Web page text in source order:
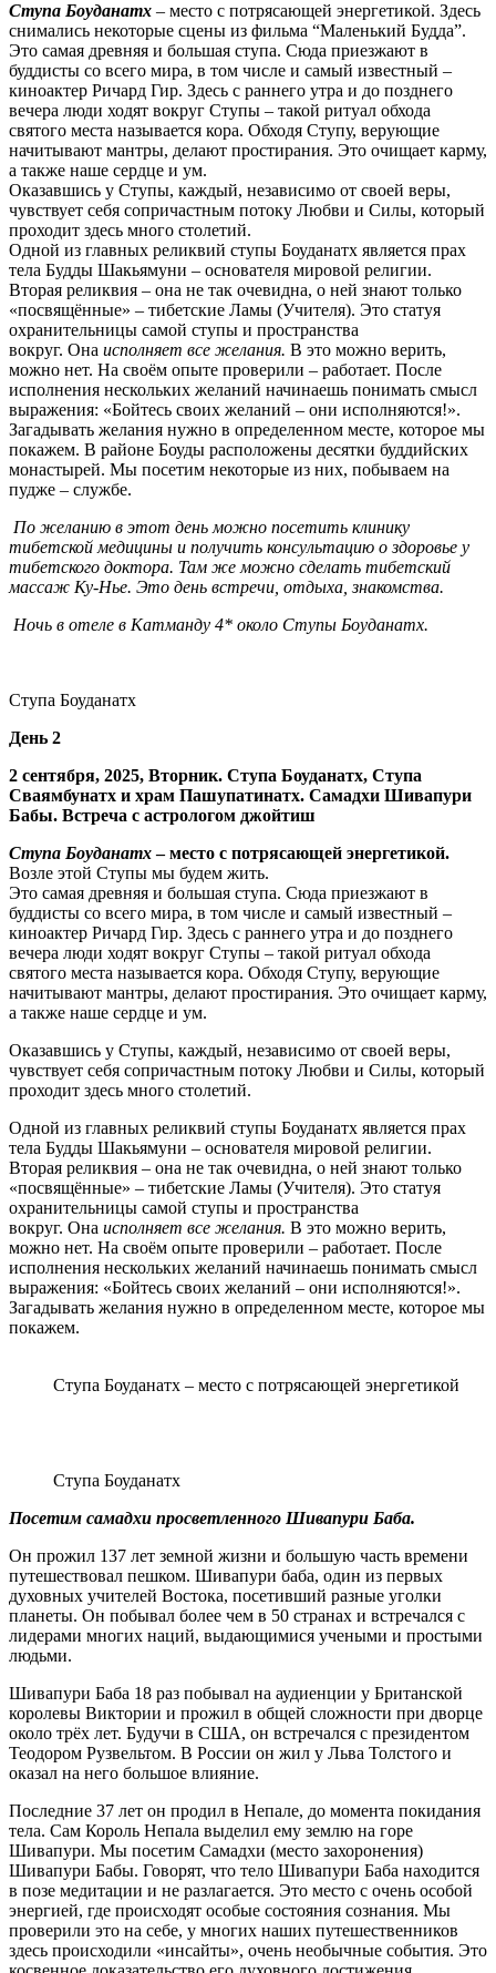
Ступа Боуданатх – место с потрясающей энергетикой. Здесь
снимались некоторые сцены из фильма “Маленький Будда”.
Это самая древняя и большая ступа. Сюда приезжают в
буддисты со всего мира, в том числе и самый известный –
киноактер Ричард Гир. Здесь с раннего утра и до позднего
вечера люди ходят вокруг Ступы – такой ритуал обхода
святого места называется кора. Обходя Ступу, верующие
начитывают мантры, делают простирания. Это очищает карму,
а также наше сердце и ум.
Оказавшись у Ступы, каждый, независимо от своей веры,
чувствует себя сопричастным потоку Любви и Силы, который
проходит здесь много столетий.
Одной из главных реликвий ступы Боуданатх является прах
тела Будды Шакьямуни – основателя мировой религии.
Вторая реликвия – она не так очевидна, о ней знают только
«посвящённые» – тибетские Ламы (Учителя). Это статуя
охранительницы самой ступы и пространства
вокруг. Она исполняет все желания. В это можно верить,
можно нет. На своём опыте проверили – работает. После
исполнения нескольких желаний начинаешь понимать смысл
выражения: «Бойтесь своих желаний – они исполняются!».
Загадывать желания нужно в определенном месте, которое мы
покажем. В районе Боуды расположены десятки буддийских
монастырей. Мы посетим некоторые из них, побываем на
пудже – службе.
По желанию в этот день можно посетить клинику
тибетской медицины и получить консультацию о здоровье у
тибетского доктора. Там же можно сделать тибетский
массаж Ку-Нье. Это день встречи, отдыха, знакомства.
Ночь в отеле в Катманду 4* около Ступы Боуданатх.
Ступа Боуданатх
День 2
2 сентября, 2025, Вторник. Ступа Боуданатх, Ступа
Сваямбунатх и храм Пашупатинатх. Самадхи Шивапури
Бабы. Встреча с астрологом джойтиш
Ступа Боуданатх – место с потрясающей энергетикой.
Возле этой Ступы мы будем жить.
Это самая древняя и большая ступа. Сюда приезжают в
буддисты со всего мира, в том числе и самый известный –
киноактер Ричард Гир. Здесь с раннего утра и до позднего
вечера люди ходят вокруг Ступы – такой ритуал обхода
святого места называется кора. Обходя Ступу, верующие
начитывают мантры, делают простирания. Это очищает карму,
а также наше сердце и ум.
Оказавшись у Ступы, каждый, независимо от своей веры,
чувствует себя сопричастным потоку Любви и Силы, который
проходит здесь много столетий.
Одной из главных реликвий ступы Боуданатх является прах
тела Будды Шакьямуни – основателя мировой религии.
Вторая реликвия – она не так очевидна, о ней знают только
«посвящённые» – тибетские Ламы (Учителя). Это статуя
охранительницы самой ступы и пространства
вокруг. Она исполняет все желания. В это можно верить,
можно нет. На своём опыте проверили – работает. После
исполнения нескольких желаний начинаешь понимать смысл
выражения: «Бойтесь своих желаний – они исполняются!».
Загадывать желания нужно в определенном месте, которое мы
покажем.
Ступа Боуданатх – место с потрясающей энергетикой
Ступа Боуданатх
Посетим самадхи просветленного Шивапури Баба.
Он прожил 137 лет земной жизни и большую часть времени
путешествовал пешком. Шивапури баба, один из первых
духовных учителей Востока, посетивший разные уголки
планеты. Он побывал более чем в 50 странах и встречался с
лидерами многих наций, выдающимися учеными и простыми
людьми.
Шивапури Баба 18 раз побывал на аудиенции у Британской
королевы Виктории и прожил в общей сложности при дворце
около трёх лет. Будучи в США, он встречался с президентом
Теодором Рузвельтом. В России он жил у Льва Толстого и
оказал на него большое влияние.
Последние 37 лет он продил в Непале, до момента покидания
тела. Сам Король Непала выделил ему землю на горе
Шивапури. Мы посетим Самадхи (место захоронения)
Шивапури Бабы. Говорят, что тело Шивапури Баба находится
в позе медитации и не разлагается. Это место с очень особой
энергией, где происходят особые состояния сознания. Мы
проверили это на себе, у многих наших путешественников
здесь происходили «инсайты», очень необычные события. Это